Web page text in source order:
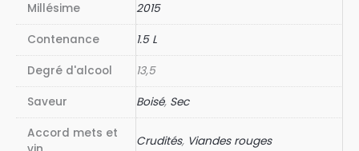
Millésime 2015
Contenance 1.5 L
Degré d'alcool 13,5
Saveur Boisé, Sec
Accord mets et
Crudités, Viandes rouges